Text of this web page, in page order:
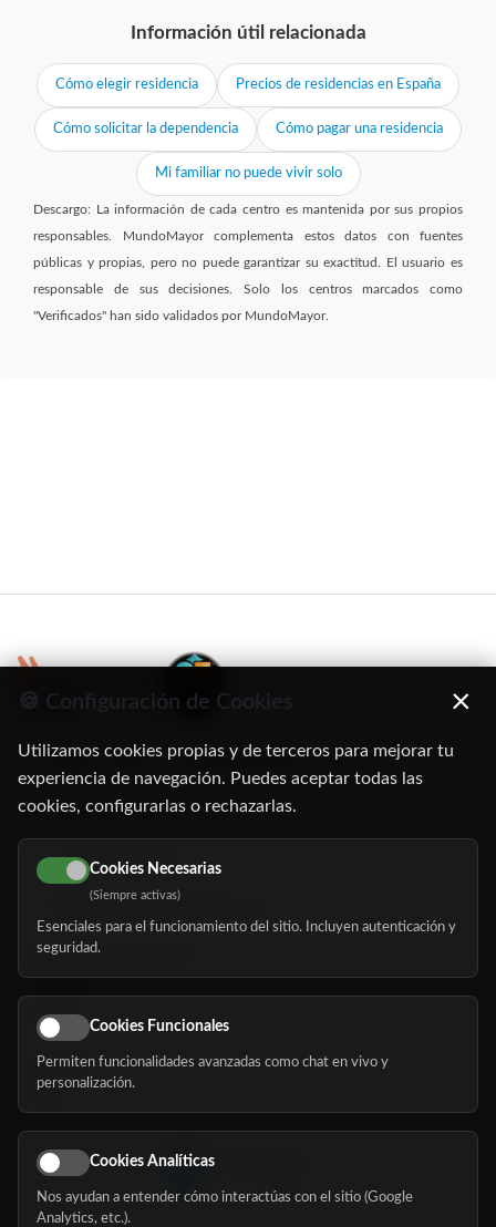
Información útil relacionada
Cómo elegir residencia Precios de residencias en España
Cómo solicitar la dependencia Cómo pagar una residencia
Mi familiar no puede vivir solo
Descargo: La información de cada centro es mantenida por sus propios
responsables. MundoMayor complementa estos datos con fuentes
públicas y propias, pero no puede garantizar su exactitud. El usuario es
responsable de sus decisiones. Solo los centros marcados como
"Verificados" han sido validados por MundoMayor.
C/ Oruro, 11. 28016 Madrid
91 345 06 26
616 113 103
hola@mundomayor.com
Buscador de residencias
Eventos
Nosotros
Síguenos
🍪 Configuración de Cookies ×
Utilizamos cookies propias y de terceros para mejorar tu
experiencia de navegación. Puedes aceptar todas las
cookies, configurarlas o rechazarlas.
Cookies Necesarias
(Siempre activas)
Esenciales para el funcionamiento del sitio. Incluyen autenticación y
seguridad.
Cookies Funcionales
Permiten funcionalidades avanzadas como chat en vivo y
personalización.
Cookies Analíticas
Nos ayudan a entender cómo interactúas con el sitio (Google
Analytics, etc.).